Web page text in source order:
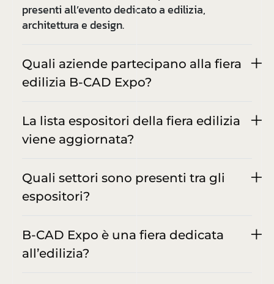
presenti all’evento dedicato a edilizia,
architettura e design.
Quali aziende partecipano alla fiera
edilizia B-CAD Expo?
La lista espositori della fiera edilizia
viene aggiornata?
Quali settori sono presenti tra gli
espositori?
B-CAD Expo è una fiera dedicata
all’edilizia?